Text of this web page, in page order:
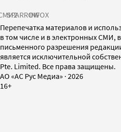
SPARROWINFOX
Перепечатка материалов и
в том числе и в электронных СМИ,
письменного разрешения
является исключительной
Pte. Limited. Все права защищены.
AO «АС Рус Медиа» · 2026
16+